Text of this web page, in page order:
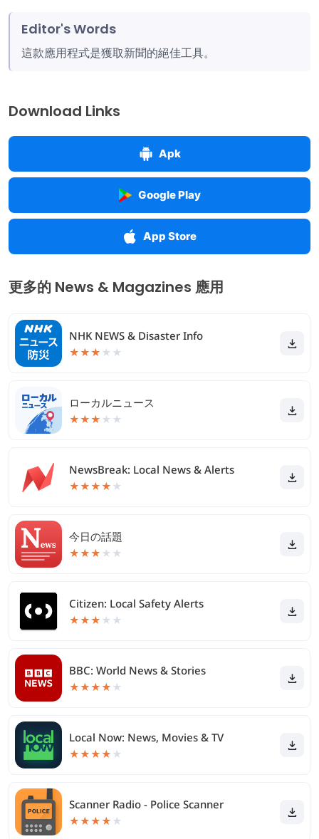
Editor's Words
這款應用程式是獲取新聞的絕佳工具。
Download Links
Apk
Google Play
App Store
更多的 News & Magazines 應用
NHK NEWS & Disaster Info
★★★ ★ ★
ローカルニュース
★★★ ★ ★
NewsBreak: Local News & Alerts
★★★★ ★
今日の話題
★★★ ★ ★
Citizen: Local Safety Alerts
★★★ ★ ★
BBC: World News & Stories
★★★★ ★
Local Now: News, Movies & TV
★★★★ ★
Scanner Radio - Police Scanner
★★★★ ★